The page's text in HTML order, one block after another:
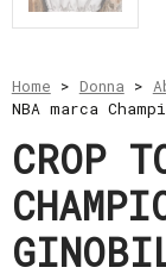
Home > Donna >
NBA marca
CROP